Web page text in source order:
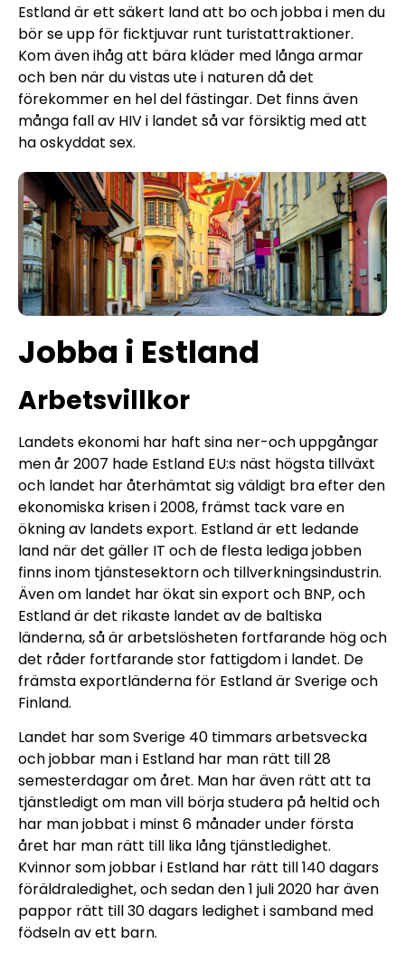
Estland är ett säkert land att bo och jobba i men du
bör se upp för ficktjuvar runt turistattraktioner.
Kom även ihåg att bära kläder med långa armar
och ben när du vistas ute i naturen då det
förekommer en hel del fästingar. Det finns även
många fall av HIV i landet så var försiktig med att
ha oskyddat sex.
Jobba i Estland
Arbetsvillkor
Landets ekonomi har haft sina ner-och uppgångar
men år 2007 hade Estland EU:s näst högsta tillväxt
och landet har återhämtat sig väldigt bra efter den
ekonomiska krisen i 2008, främst tack vare en
ökning av landets export. Estland är ett ledande
land när det gäller IT och de flesta lediga jobben
finns inom tjänstesektorn och tillverkningsindustrin.
Även om landet har ökat sin export och BNP, och
Estland är det rikaste landet av de baltiska
länderna, så är arbetslösheten fortfarande hög och
det råder fortfarande stor fattigdom i landet. De
främsta exportländerna för Estland är Sverige och
Finland.
Landet har som Sverige 40 timmars arbetsvecka
och jobbar man i Estland har man rätt till 28
semesterdagar om året. Man har även rätt att ta
tjänstledigt om man vill börja studera på heltid och
har man jobbat i minst 6 månader under första
året har man rätt till lika lång tjänstledighet.
Kvinnor som jobbar i Estland har rätt till 140 dagars
föräldraledighet, och sedan den 1 juli 2020 har även
pappor rätt till 30 dagars ledighet i samband med
födseln av ett barn.